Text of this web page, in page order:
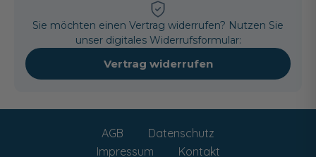
Sie möchten einen Vertrag widerrufen? Nutzen Sie
unser digitales Widerrufsformular:
Vertrag widerrufen
AGB
Datenschutz
Impressum
Kontakt